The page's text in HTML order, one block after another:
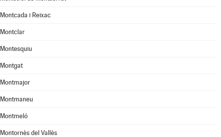
Montcada i Reixac
Montclar
Montesquiu
Montgat
Montmajor
Montmaneu
Montmeló
Montornès del Vallès